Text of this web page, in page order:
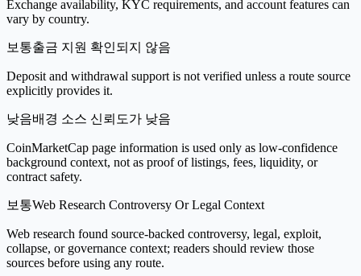
Exchange availability, KYC requirements, and account features can
vary by country.
보통출금 지원 확인되지 않음
Deposit and withdrawal support is not verified unless a route source
explicitly provides it.
낮음배경 소스 신뢰도가 낮음
CoinMarketCap page information is used only as low-confidence
background context, not as proof of listings, fees, liquidity, or
contract safety.
보통Web Research Controversy Or Legal Context
Web research found source-backed controversy, legal, exploit,
collapse, or governance context; readers should review those
sources before using any route.